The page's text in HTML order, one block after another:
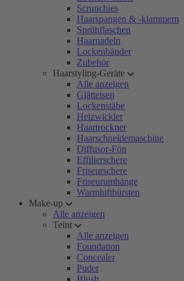
Scrunchies
Haarspangen & -klammern
Sprühflaschen
Haarnadeln
Lockenbänder
Zubehör
Haarstyling-Geräte
Alle anzeigen
Glätteisen
Lockenstäbe
Heizwickler
Haartrockner
Haarschneidemaschine
Diffusor-Fön
Effilierschere
Friseurschere
Friseurumhänge
Warmluftbürsten
Make-up
Alle anzeigen
Teint
Alle anzeigen
Foundation
Concealer
Puder
Blush